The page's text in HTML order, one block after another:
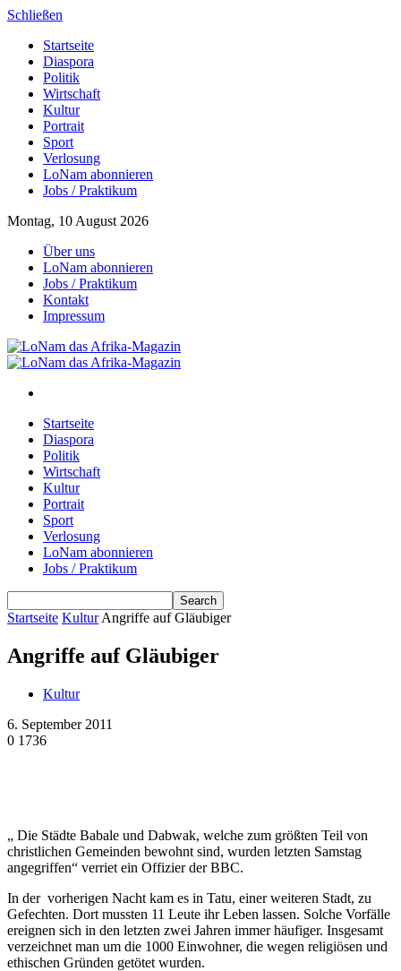
Schließen
Startseite
Diaspora
Politik
Wirtschaft
Kultur
Portrait
Sport
Verlosung
LoNam abonnieren
Jobs / Praktikum
Montag, 10 August 2026
Über uns
LoNam abonnieren
Jobs / Praktikum
Kontakt
Impressum
Startseite
Diaspora
Politik
Wirtschaft
Kultur
Portrait
Sport
Verlosung
LoNam abonnieren
Jobs / Praktikum
Startseite Kultur Angriffe auf Gläubiger
Angriffe auf Gläubiger
Kultur
6. September 2011
0 1736
„ Die Städte Babale und Dabwak, welche zum größten Teil von
christlichen Gemeinden bewohnt sind, wurden letzten Samstag
angegriffen“ verriet ein Offizier der BBC.
In der vorherigen Nacht kam es in Tatu, einer weiteren Stadt, zu
Gefechten. Dort mussten 11 Leute ihr Leben lassen. Solche Vorfälle
ereignen sich in den letzten zwei Jahren immer häufiger. Insgesamt
verzeichnet man um die 1000 Einwohner, die wegen religiösen und
ethischen Gründen getötet wurden.